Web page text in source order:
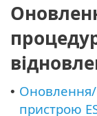
• Оновлення/
пристрою